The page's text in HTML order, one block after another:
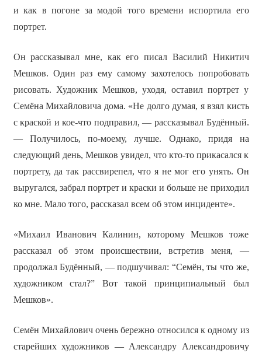
и как в погоне за модой того времени испортила его
портрет.
Он рассказывал мне, как его писал Василий Никитич
Мешков. Один раз ему самому захотелось попробовать
рисовать. Художник Мешков, уходя, оставил портрет у
Семёна Михайловича дома. «Не долго думая, я взял кисть
с краской и кое-что подправил, — рассказывал Будённый.
— Получилось, по-моему, лучше. Однако, придя на
следующий день, Мешков увидел, что кто-то прикасался к
портрету, да так рассвирепел, что я не мог его унять. Он
выругался, забрал портрет и краски и больше не приходил
ко мне. Мало того, рассказал всем об этом инциденте».
«Михаил Иванович Калинин, которому Мешков тоже
рассказал об этом происшествии, встретив меня, —
продолжал Будённый, — подшучивал: “Семён, ты что же,
художником стал?” Вот такой принципиальный был
Мешков».
Семён Михайлович очень бережно относился к одному из
старейших художников — Александру Александровичу